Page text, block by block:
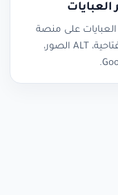
على منصة
سلة: تحسين وصف المنتجات، الكلمات المفتاحية، ALT الصور،